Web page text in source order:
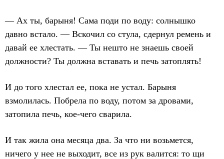
— Ах ты, барыня! Сама поди по воду: солнышко
давно встало. — Вскочил со стула, сдернул ремень и
давай ее хлестать. — Ты нешто не знаешь своей
должности? Ты должна вставать и печь затоплять!
И до того хлестал ее, пока не устал. Барыня
взмолилась. Побрела по воду, потом за дровами,
затопила печь, кое-чего сварила.
И так жила она месяца два. За что ни возьмется,
ничего у нее не выходит, все из рук валится: то щи